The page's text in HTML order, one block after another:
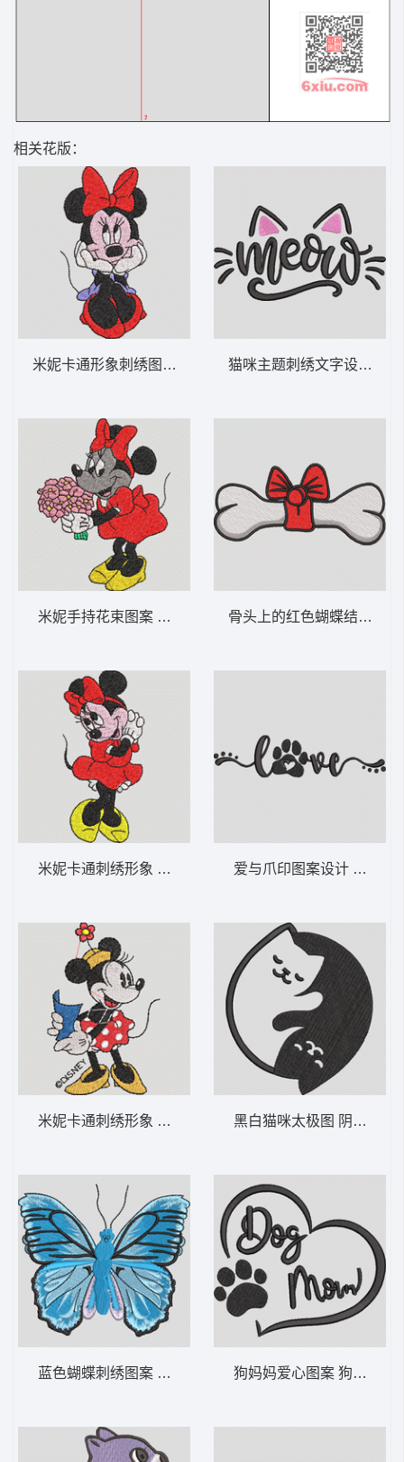
相关花版：
米妮卡通形象刺绣图案 米妮 5-DST格式
米妮手持花束图案 米妮 4-DST格式
米妮卡通刺绣形象 米妮 3-DST格式
米妮卡通刺绣形象 米妮 2-DST格式
蓝色蝴蝶刺绣图案 蓝色蝴蝶图案-DST格式
猫咪主题刺绣文字设计 喵
骨头上的红色蝴蝶结 带蝴
爱与爪印图案设计 爱心爪
黑白猫咪太极图 阴阳貓-
狗妈妈爱心图案 狗狗妈